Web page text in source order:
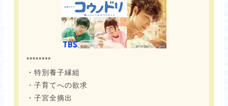
********
・特別養子縁組
・子育てへの欲求
・子宮全摘出